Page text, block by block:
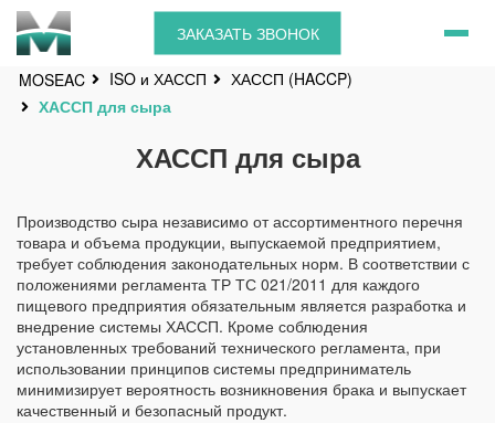
ЗАКАЗАТЬ ЗВОНОК
MOSEAC ISO и ХАССП
ХАССП (HACCP)
ХАССП для сыра
ХАССП для сыра
Производство сыра независимо от ассортиментного перечня
товара и объема продукции, выпускаемой предприятием,
требует соблюдения законодательных норм. В соответствии с
положениями регламента ТР ТС 021/2011 для каждого
пищевого предприятия обязательным является разработка и
внедрение системы ХАССП. Кроме соблюдения
установленных требований технического регламента, при
использовании принципов системы предприниматель
минимизирует вероятность возникновения брака и выпускает
качественный и безопасный продукт.